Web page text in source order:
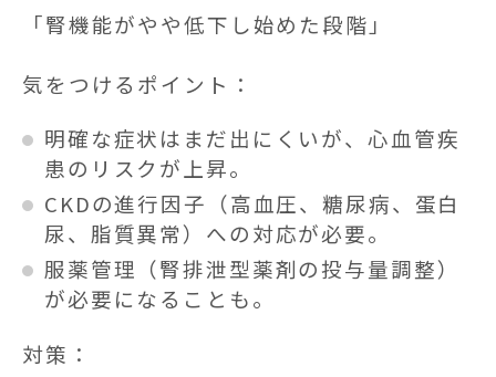
「腎機能がやや低下し始めた段階」
気をつけるポイント：
明確な症状はまだ出にくいが、心血管疾
患のリスクが上昇。
CKDの進行因子（高血圧、糖尿病、蛋白
尿、脂質異常）への対応が必要。
服薬管理（腎排泄型薬剤の投与量調整）
が必要になることも。
対策：